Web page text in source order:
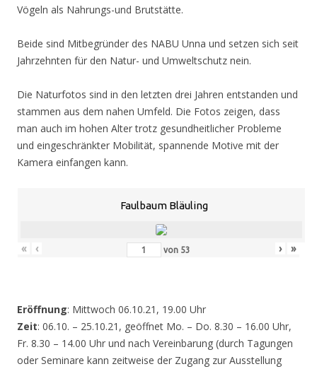
Vögeln als Nahrungs-und Brutstätte.
Beide sind Mitbegründer des NABU Unna und setzen sich seit
Jahrzehnten für den Natur- und Umweltschutz nein.
Die Naturfotos sind in den letzten drei Jahren entstanden und
stammen aus dem nahen Umfeld. Die Fotos zeigen, dass
man auch im hohen Alter trotz gesundheitlicher Probleme
und eingeschränkter Mobilität, spannende Motive mit der
Kamera einfangen kann.
Faulbaum Bläuling
« ‹ von 53 › »
Eröffnung: Mittwoch 06.10.21, 19.00 Uhr
Zeit: 06.10. – 25.10.21, geöffnet Mo. – Do. 8.30 – 16.00 Uhr,
Fr. 8.30 – 14.00 Uhr und nach Vereinbarung (durch Tagungen
oder Seminare kann zeitweise der Zugang zur Ausstellung